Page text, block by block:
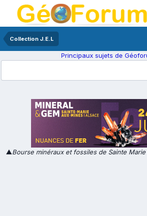
Collection J.E.L
Principaux sujets de
▲Bourse minéraux et fossiles de Sainte